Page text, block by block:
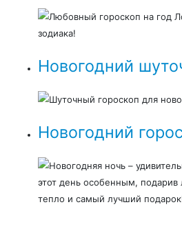
Любовный гороскоп на год
зодиака!
Новогодний
Шуточный гороскоп для
Новогодний
Новогодняя ночь –
этот день особенным,
тепло и самый лучший